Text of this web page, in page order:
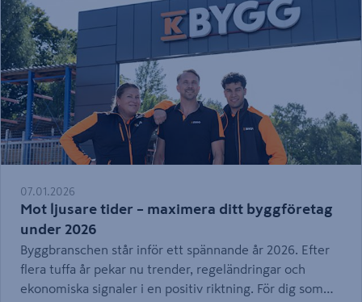
07.01.2026
Mot ljusare tider – maximera ditt byggföretag
under 2026
Byggbranschen står inför ett spännande år 2026. Efter
flera tuffa år pekar nu trender, regeländringar och
ekonomiska signaler i en positiv riktning. För dig som